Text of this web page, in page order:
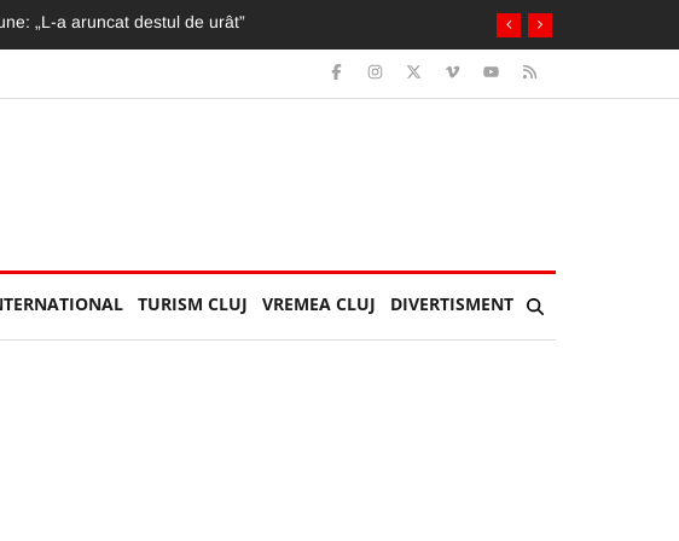
produsele de pe rafturi, iar firmele riscă amenzi și retrageri
TURISM CLUJ VREMEA CLUJ DIVERTISMENT